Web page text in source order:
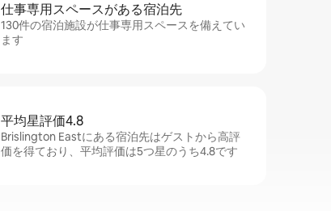
仕事専用ス⁠ペ⁠ー⁠スがあ⁠る宿⁠泊⁠先
130件の宿泊施設が仕事専用スペースを備えてい
ます
平均星評価4.8
Brislington Eastにある宿泊先はゲストから高評
価を得ており、平均評価は5つ星のうち4.8です